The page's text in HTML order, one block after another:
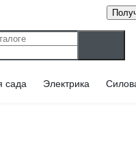
сада Электрика